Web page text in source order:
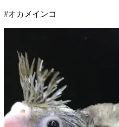
#オカメインコ